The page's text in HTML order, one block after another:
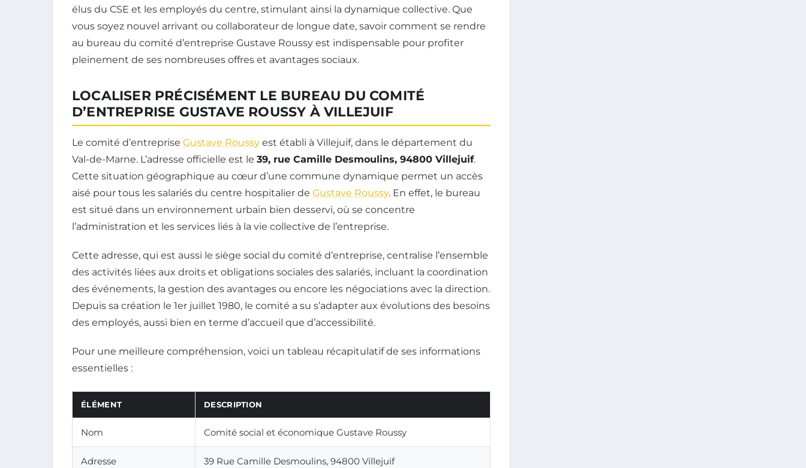
élus du CSE et les employés du centre, stimulant ainsi la dynamique collective. Que
vous soyez nouvel arrivant ou collaborateur de longue date, savoir comment se rendre
au bureau du comité d’entreprise Gustave Roussy est indispensable pour profiter
pleinement de ses nombreuses offres et avantages sociaux.
LOCALISER PRÉCISÉMENT LE BUREAU DU COMITÉ
D’ENTREPRISE GUSTAVE ROUSSY À VILLEJUIF
Le comité d’entreprise Gustave Roussy est établi à Villejuif, dans le département du
Val-de-Marne. L’adresse officielle est le 39, rue Camille Desmoulins, 94800 Villejuif.
Cette situation géographique au cœur d’une commune dynamique permet un accès
aisé pour tous les salariés du centre hospitalier de Gustave Roussy. En effet, le bureau
est situé dans un environnement urbain bien desservi, où se concentre
l’administration et les services liés à la vie collective de l’entreprise.
Cette adresse, qui est aussi le siège social du comité d’entreprise, centralise l’ensemble
des activités liées aux droits et obligations sociales des salariés, incluant la coordination
des événements, la gestion des avantages ou encore les négociations avec la direction.
Depuis sa création le 1er juillet 1980, le comité a su s’adapter aux évolutions des besoins
des employés, aussi bien en terme d’accueil que d’accessibilité.
Pour une meilleure compréhension, voici un tableau récapitulatif de ses informations
essentielles :
ÉLÉMENT DESCRIPTION
Nom Comité social et économique Gustave Roussy
Adresse 39 Rue Camille Desmoulins, 94800 Villejuif